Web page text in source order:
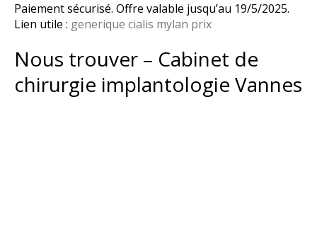
Paiement sécurisé. Offre valable jusqu’au 19/5/2025.
Lien utile : generique cialis mylan prix
Nous trouver – Cabinet de
chirurgie implantologie Vannes